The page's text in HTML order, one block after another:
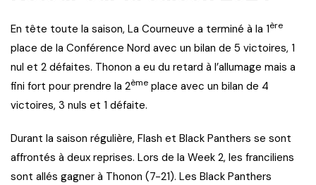
En tête toute la saison, La Courneuve a terminé à la 1ère
place de la Conférence Nord avec un bilan de 5 victoires, 1
nul et 2 défaites. Thonon a eu du retard à l’allumage mais a
fini fort pour prendre la 2ème place avec un bilan de 4
victoires, 3 nuls et 1 défaite.
Durant la saison régulière, Flash et Black Panthers se sont
affrontés à deux reprises. Lors de la Week 2, les franciliens
sont allés gagner à Thonon (7-21). Les Black Panthers